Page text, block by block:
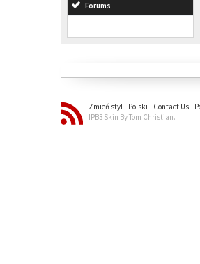
Forums
Zmień styl Polski Contact Us
IPB3 Skin By Tom Christian.